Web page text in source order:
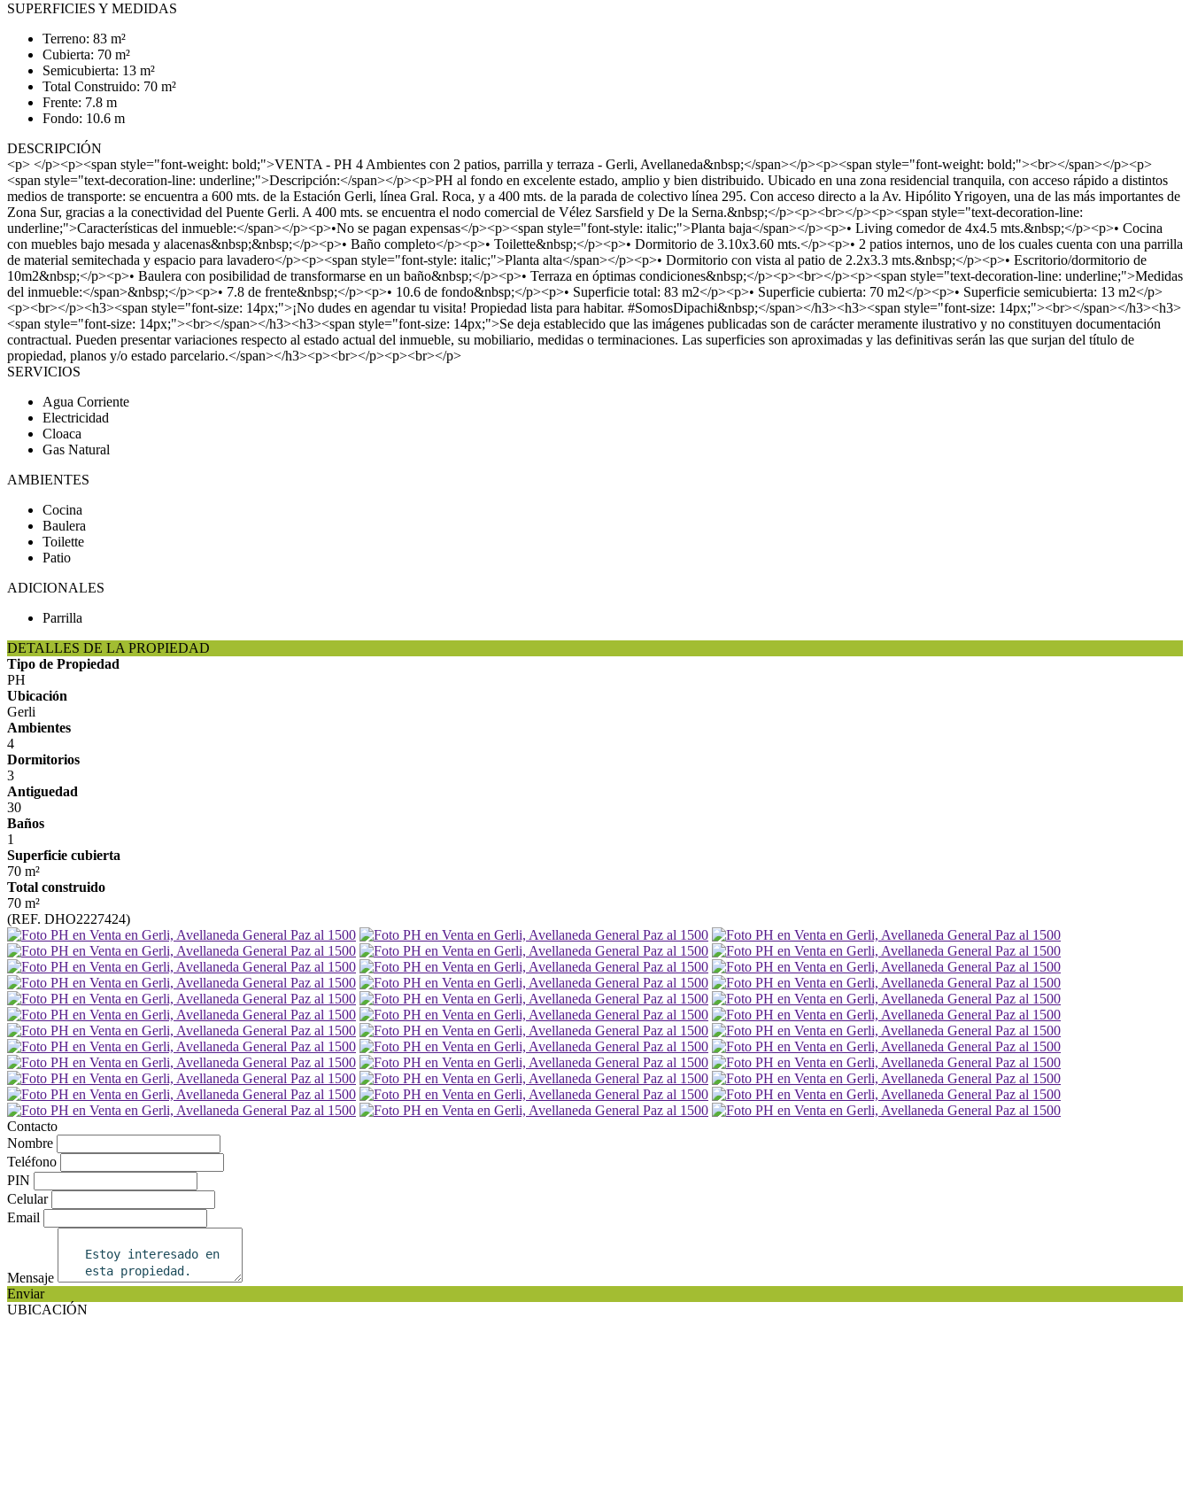
SUPERFICIES Y MEDIDAS
Terreno: 83 m²
Cubierta: 70 m²
Semicubierta: 13 m²
Total Construido: 70 m²
Frente: 7.8 m
Fondo: 10.6 m
DESCRIPCIÓN
<p> </p><p><span style="font-weight: bold;">VENTA - PH 4 Ambientes con 2 patios, parrilla y terraza - Gerli, Avellaneda&nbsp;</span></p><p><span style="font-weight: bold;"><br></span></p><p>
<span style="text-decoration-line: underline;">Descripción:</span></p><p>PH al fondo en excelente estado, amplio y bien distribuido. Ubicado en una zona residencial tranquila, con acceso rápido a distintos
medios de transporte: se encuentra a 600 mts. de la Estación Gerli, línea Gral. Roca, y a 400 mts. de la parada de colectivo línea 295. Con acceso directo a la Av. Hipólito Yrigoyen, una de las más importantes de
Zona Sur, gracias a la conectividad del Puente Gerli. A 400 mts. se encuentra el nodo comercial de Vélez Sarsfield y De la Serna.&nbsp;</p><p><br></p><p><span style="text-decoration-line:
underline;">Características del inmueble:</span></p><p>•No se pagan expensas</p><p><span style="font-style: italic;">Planta baja</span></p><p>• Living comedor de 4x4.5 mts.&nbsp;</p><p>• Cocina
con muebles bajo mesada y alacenas&nbsp;&nbsp;</p><p>• Baño completo</p><p>• Toilette&nbsp;</p><p>• Dormitorio de 3.10x3.60 mts.</p><p>• 2 patios internos, uno de los cuales cuenta con una parrilla
de material semitechada y espacio para lavadero</p><p><span style="font-style: italic;">Planta alta</span></p><p>• Dormitorio con vista al patio de 2.2x3.3 mts.&nbsp;</p><p>• Escritorio/dormitorio de
10m2&nbsp;</p><p>• Baulera con posibilidad de transformarse en un baño&nbsp;</p><p>• Terraza en óptimas condiciones&nbsp;</p><p><br></p><p><span style="text-decoration-line: underline;">Medidas
del inmueble:</span>&nbsp;</p><p>• 7.8 de frente&nbsp;</p><p>• 10.6 de fondo&nbsp;</p><p>• Superficie total: 83 m2</p><p>• Superficie cubierta: 70 m2</p><p>• Superficie semicubierta: 13 m2</p>
<p><br></p><h3><span style="font-size: 14px;">¡No dudes en agendar tu visita! Propiedad lista para habitar. #SomosDipachi&nbsp;</span></h3><h3><span style="font-size: 14px;"><br></span></h3><h3>
<span style="font-size: 14px;"><br></span></h3><h3><span style="font-size: 14px;">Se deja establecido que las imágenes publicadas son de carácter meramente ilustrativo y no constituyen documentación
contractual. Pueden presentar variaciones respecto al estado actual del inmueble, su mobiliario, medidas o terminaciones. Las superficies son aproximadas y las definitivas serán las que surjan del título de
propiedad, planos y/o estado parcelario.</span></h3><p><br></p><p><br></p>
SERVICIOS
Agua Corriente
Electricidad
Cloaca
Gas Natural
AMBIENTES
Cocina
Baulera
Toilette
Patio
ADICIONALES
Parrilla
DETALLES DE LA PROPIEDAD
Tipo de Propiedad
PH
Ubicación
Gerli
Ambientes
4
Dormitorios
3
Antiguedad
30
Baños
1
Superficie cubierta
70 m²
Total construido
70 m²
(REF. DHO2227424)
Contacto
Nombre
Teléfono
PIN
Celular
Email
Mensaje
Enviar
UBICACIÓN